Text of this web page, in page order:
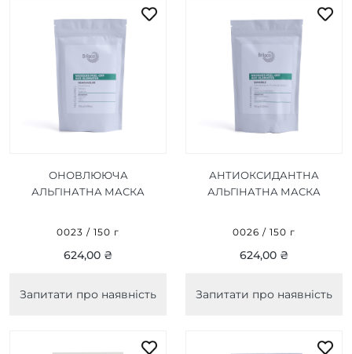
ОНОВЛЮЮЧА
АЛЬГІНАТНА МАСКА
0023 / 150 г
624,00 ₴
Запитати про наявність
АНТИОКСИДАНТНА
АЛЬГІНАТНА МАСКА
0026 / 150 г
624,00 ₴
Запитати про наявність